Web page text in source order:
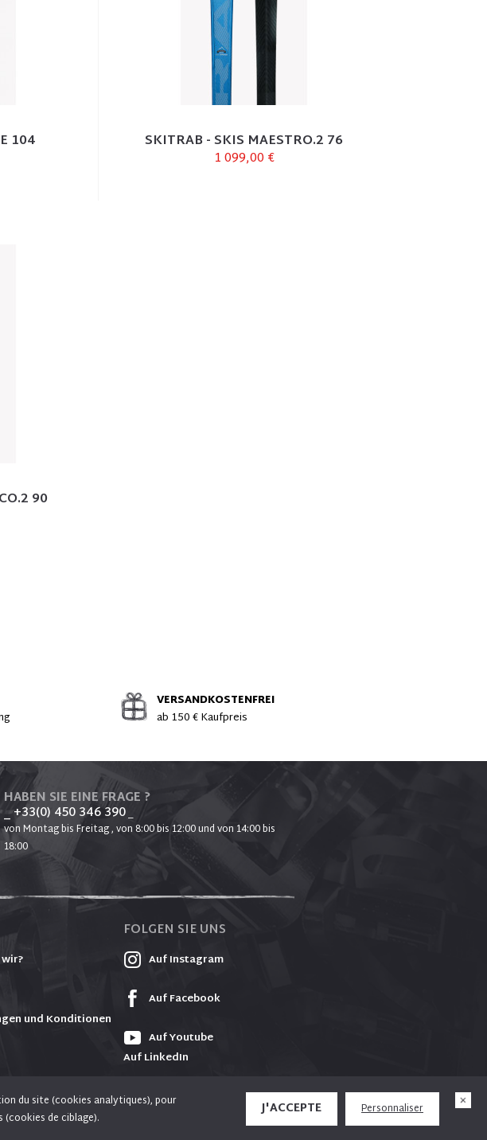
104 SKITRAB - SKIS MAESTRO.2 76
1 099,00 €
90
VERSANDKOSTENFREI
ab 150 € Kaufpreis
HABEN SIE EINE FRAGE ?
_ +33(0) 450 346 390_
von Montag bis Freitag , von 8:00 bis 12:00 und von 14:00 bis
18:00
und Konditionen
FOLGEN SIE UNS
Auf Instagram
Auf Facebook
Auf Youtube
Auf LinkedIn
adaptées à vos centres d'intérêt, recueillir des données de statistiques et
du site (cookies analytiques), pour
de ciblage).
J'ACCEPTE Personnaliser
Rechte vorbehalten